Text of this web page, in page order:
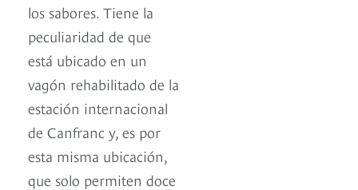
los sabores. Tiene la
peculiaridad de que
está ubicado en un
vagón rehabilitado de la
estación internacional
de Canfranc y, es por
esta misma ubicación,
que solo permiten doce